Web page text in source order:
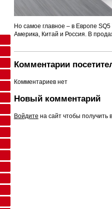
Но самое главное – в Европе
Америка, Китай и Россия. В
Комментарии
Комментариев нет
Новый комментарий
Войдите на сайт чтобы получить